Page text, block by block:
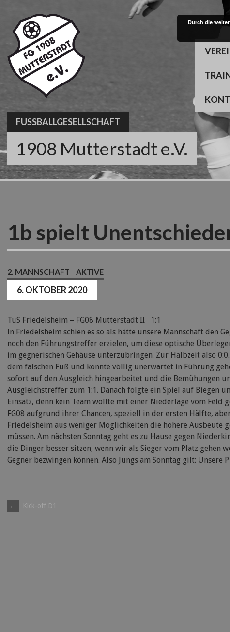
content
FUSSBALLGESELLSCHAFT
1908 Mutterstadt e.V.
1b spielt
2. MANNSCHAFT AKTIVE
6. OKTOBER 2020
TuS Friedelsheim – FG08 Mutterstadt II 1:1
In Friedelsheim schien es so als hätte unsere Mannschaft den
noch den Führungstreffer erzielen, um diese optische
im gegnerischen Gehäuse unterzubringen. Zur Halbzeit also
dem falschen Fuß und konnte völlig unerwartet in Führung
sofort auf den Ausgleich hingearbeitet und die Bemühungen
Ausgleichstreffer zum 1:1. Danach folgte ein Spiel auf Biegen
Einsatz, denn kein Team wollte mit einer Niederlage vom
FG08 aufgrund ihrer Chancen, speziell in der ersten Hälfte,
Friedelsheim aus weniger Möglichkeiten die höhere Ausbeute
müssen. Am nächsten Sonntag geht es zu Hause gegen
die Dinger besser sitzen, wenn wir als Sieger vom Platz gehen
Gegner bezwingen können. Also Jungs am Sonntag gilt: Unsere
Post
← Kick-off D1
Durch die